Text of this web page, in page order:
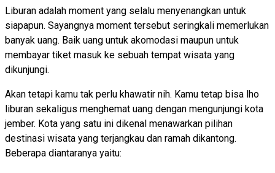
Liburan adalah moment yang selalu menyenangkan untuk
siapapun. Sayangnya moment tersebut seringkali memerlukan
banyak uang. Baik uang untuk akomodasi maupun untuk
membayar tiket masuk ke sebuah tempat wisata yang
dikunjungi.
Akan tetapi kamu tak perlu khawatir nih. Kamu tetap bisa lho
liburan sekaligus menghemat uang dengan mengunjungi kota
jember. Kota yang satu ini dikenal menawarkan pilihan
destinasi wisata yang terjangkau dan ramah dikantong.
Beberapa diantaranya yaitu: